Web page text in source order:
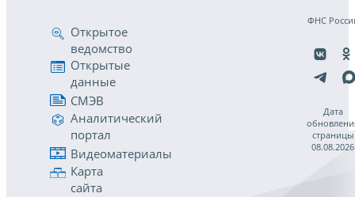
Открытое
ведомство
Открытые
данные
СМЭВ
Аналитический
портал
Видеоматериалы
Карта
сайта
ФНС
Дата
страницы
08.08.2026